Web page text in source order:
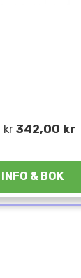
kr342,00 kr
INFO & BOK